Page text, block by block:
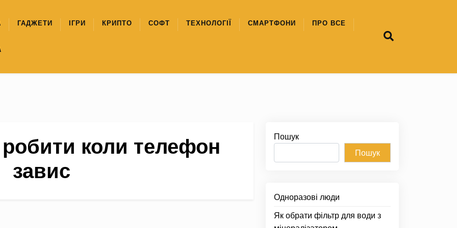
ГАДЖЕТИ ІГРИ КРИПТО СОФТ ТЕХНОЛОГІЇ СМАРТФОНИ ПРО ВСЕ
коли телефон
завис
Пошук
Пошук
Одноразові люди
Як обрати фільтр для води з